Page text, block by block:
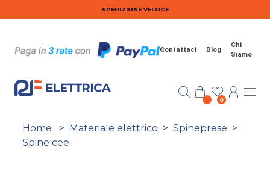
Salta al contenuto principaleSPEDIZIONE VELOCE
Contattaci Blog
Chi
Siamo
0
Home > Materiale elettrico > Spineprese >
Spine cee